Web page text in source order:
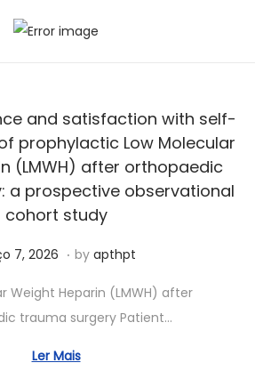
and satisfaction with self-
prophylactic Low Molecular
(LMWH) after orthopaedic
a prospective observational
cohort study
on
7, 2026 J
n
h
o
. by apthpt
Weight Heparin (LMWH) after
trauma surgery Patient…
Ler Mais